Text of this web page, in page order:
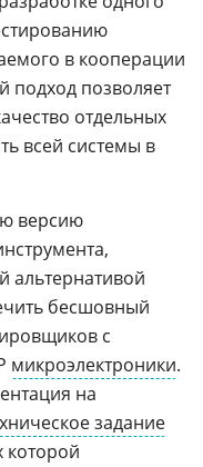
в кооперации
подход позволяет
отдельных
всей системы в
версию
альтернативой
бесшовный
с
микроэлектроники.
на
задание
которой